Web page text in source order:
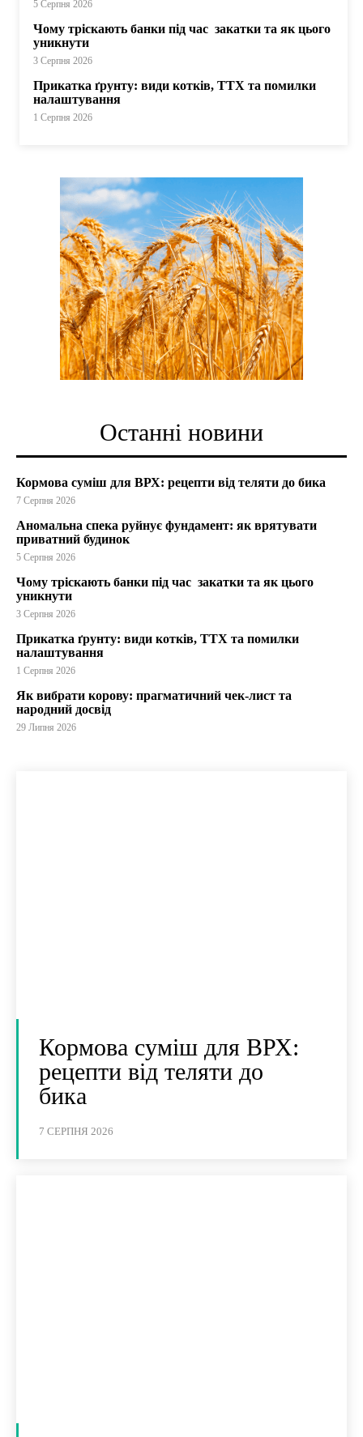
5 Серпня 2026
Чому тріскають банки під час закатки та як цього
уникнути
3 Серпня 2026
Прикатка ґрунту: види котків, ТТХ та помилки
налаштування
1 Серпня 2026
Останні новини
Кормова суміш для ВРХ: рецепти від теляти до бика
7 Серпня 2026
Аномальна спека руйнує фундамент: як врятувати
приватний будинок
5 Серпня 2026
Чому тріскають банки під час закатки та як цього
уникнути
3 Серпня 2026
Прикатка ґрунту: види котків, ТТХ та помилки
налаштування
1 Серпня 2026
Як вибрати корову: прагматичний чек-лист та
народний досвід
29 Липня 2026
Кормова суміш для ВРХ:
рецепти від теляти до
бика
7 СЕРПНЯ 2026